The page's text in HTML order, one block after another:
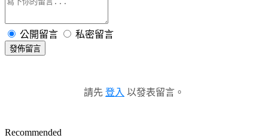
公開留言 私密留言
發佈留言
請先 登入 以發表留言。
Recommended